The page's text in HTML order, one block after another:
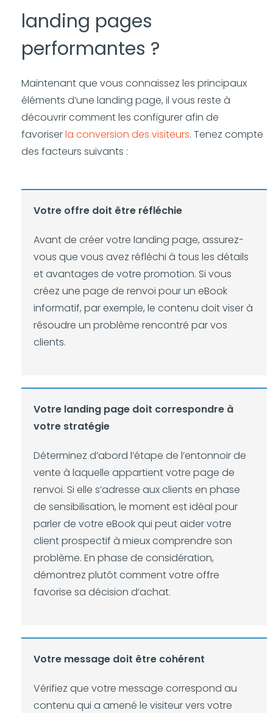
landing pages
performantes ?
Maintenant que vous connaissez les principaux
éléments d’une landing page, il vous reste à
découvrir comment les configurer afin de
favoriserla conversion des visiteurs. Tenez compte
des facteurs suivants :
Votre offre doit être réfléchie
Avant de créer votre landing page, assurez-
vous que vous avez réfléchi à tous les détails
et avantages de votre promotion. Si vous
créez une page de renvoi pour un eBook
informatif, par exemple, le contenu doit viser à
résoudre un problème rencontré par vos
clients.
Votre landing page doit correspondre à
votre stratégie
Déterminez d’abord l’étape de l’entonnoir de
vente à laquelle appartient votre page de
renvoi. Si elle s’adresse aux clients en phase
de sensibilisation, le moment est idéal pour
parler de votre eBook qui peut aider votre
client prospectif à mieux comprendre son
problème. En phase de considération,
démontrez plutôt comment votre offre
favorise sa décision d’achat.
Votre message doit être cohérent
Vérifiez que votre message correspond au
contenu qui a amené le visiteur vers votre